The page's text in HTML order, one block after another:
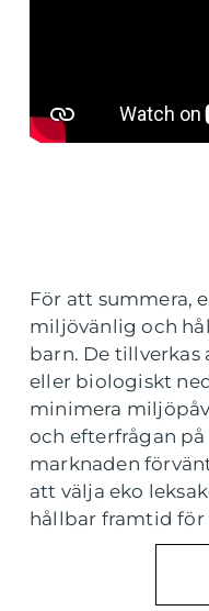
För att summera,
miljövänlig och
barn. De tillverkas
eller biologiskt
minimera
och efterfrågan
marknaden
att välja eko
hållbar framtid för